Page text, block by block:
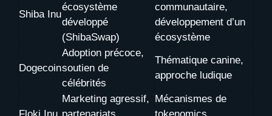
Shiba Inu
écosystème
développé
(ShibaSwap)
communautaire,
développement d’un
écosystème
Dogecoin
Adoption précoce,
soutien de
célébrités
Thématique canine,
approche ludique
Floki Inu
Marketing agressif,
partenariats
Mécanismes de
tokenomics